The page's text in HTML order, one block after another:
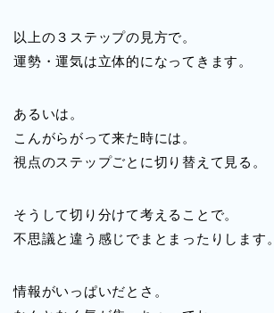
以上の３ステップの見方で。
運勢・運気は立体的になってきます。
あるいは。
こんがらがって来た時には。
視点のステップごとに切り替えて見る。
そうして切り分けて考えることで。
不思議と違う感じでまとまったりします。
情報がいっぱいだとさ。